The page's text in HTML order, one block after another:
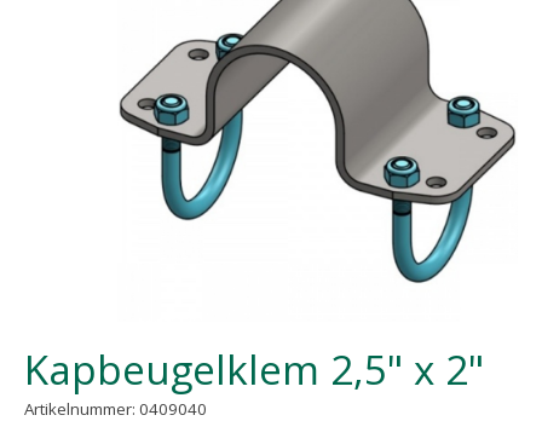
Kapbeugelklem 2,5" x 2"
Artikelnummer: 0409040